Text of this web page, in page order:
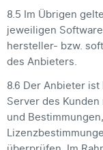
8.5 Im Übrigen
jeweiligen
hersteller- bzw.
des Anbieters.
8.6 Der Anbieter
Server des
und